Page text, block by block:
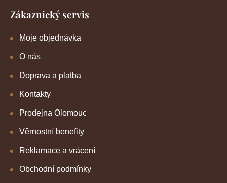
Zákaznický servis
Moje objednávka
O nás
Doprava a platba
Kontakty
Prodejna Olomouc
Věrnostní benefity
Reklamace a vrácení
Obchodní podmínky